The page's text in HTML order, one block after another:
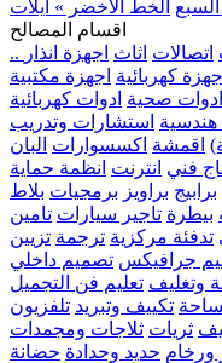
الخط الأخضر » ايلات
اقسام المصالح
اتصالات اثاث اجهزة انذار
اجهزة كهربائية اجهزة مكتبية
ادوات صحية ادوات كهربائية
هندسية استشارات وتدريب
اقمشة اكسسوارات البان
فني انترنت انظمة حماية
برابيج براويز برمجيات بلاط
بيطرة تاجير سيارات تامين
تدفئة مركزية ترجمة تزيين
جرافيكس تصميم داخلي
وتغليف تعليم فن التجميل
تكييف وتبريد تلفزيون
ثريات ثلاجات ومجمدات
ورخام حديد وحدادة حضانة